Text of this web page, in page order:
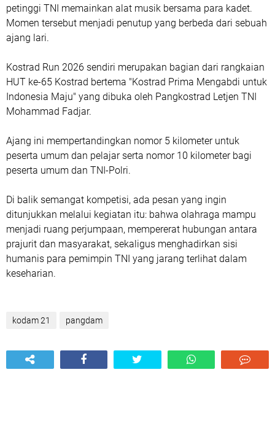
petinggi TNI memainkan alat musik bersama para kadet.
Momen tersebut menjadi penutup yang berbeda dari sebuah
ajang lari.
Kostrad Run 2026 sendiri merupakan bagian dari rangkaian
HUT ke-65 Kostrad bertema "Kostrad Prima Mengabdi untuk
Indonesia Maju" yang dibuka oleh Pangkostrad Letjen TNI
Mohammad Fadjar.
Ajang ini mempertandingkan nomor 5 kilometer untuk
peserta umum dan pelajar serta nomor 10 kilometer bagi
peserta umum dan TNI-Polri.
Di balik semangat kompetisi, ada pesan yang ingin
ditunjukkan melalui kegiatan itu: bahwa olahraga mampu
menjadi ruang perjumpaan, mempererat hubungan antara
prajurit dan masyarakat, sekaligus menghadirkan sisi
humanis para pemimpin TNI yang jarang terlihat dalam
keseharian.
kodam 21 pangdam